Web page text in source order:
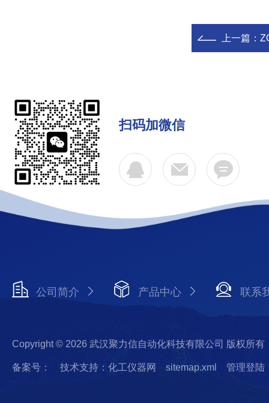
上一篇：
扫码加微信
公司简介 产品中心 联系
Copyright © 2026 武汉聚力信自动化科技有限公司 版权所有
备案号： 技术支持：化工仪器网 sitemap.xml 管理登陆